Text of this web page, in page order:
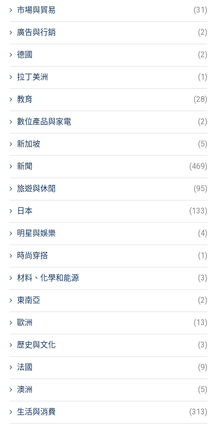
市場與貿易 (31)
廣告與行銷 (2)
德國 (2)
拉丁美洲 (1)
教育 (28)
數位產品與家電 (2)
新加坡 (5)
新聞 (469)
旅遊與休閒 (95)
日本 (133)
明星與娛樂 (4)
時尚穿搭 (1)
材料、化學和能源 (3)
東南亞 (2)
歐洲 (13)
歷史與文化 (3)
法國 (9)
澳洲 (5)
生活與消費 (313)